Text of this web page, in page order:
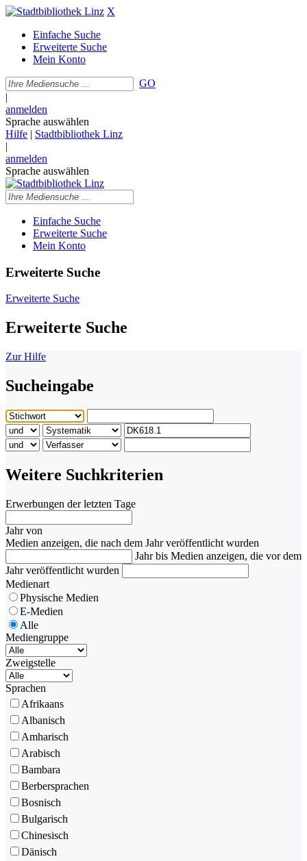
X
Einfache Suche
Erweiterte Suche
Mein Konto
GO
|
anmelden
Sprache auswählen
Hilfe | Stadtbibliothek Linz
|
anmelden
Sprache auswählen
Einfache Suche
Erweiterte Suche
Mein Konto
Erweiterte Suche
Erweiterte Suche
Erweiterte Suche
Zur Hilfe
Sucheingabe
Weitere Suchkriterien
Erwerbungen der letzten Tage
Jahr von
Medien anzeigen, die nach dem Jahr veröffentlicht wurden
Jahr bis Medien anzeigen, die vor dem
Jahr veröffentlicht wurden
Medienart
Physische Medien
E-Medien
Alle
Mediengruppe
Zweigstelle
Sprachen
Afrikaans
Albanisch
Amharisch
Arabisch
Bambara
Berbersprachen
Bosnisch
Bulgarisch
Chinesisch
Dänisch